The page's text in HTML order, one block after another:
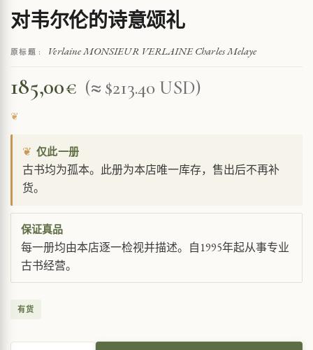
对韦尔伦的诗意颂礼
原标题 : Verlaine MONSIEUR VERLAINE Charles Melaye
185,00€ (≈ $213.40 USD)
❦ 仅此一册
古书均为孤本。此册为本店唯一库存，售出后不再补
货。
保证真品
每一册均由本店逐一检视并描述。自1995年起从事专业
古书经营。
有货